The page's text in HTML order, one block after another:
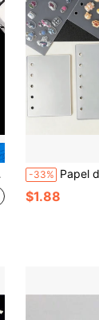
-33% Papel de liberación de doble cara PET transparente A5/A6/A7/M5/A8, divisores de libros de pegatinas de carcasa dura gruesa, divisores de
$1.88